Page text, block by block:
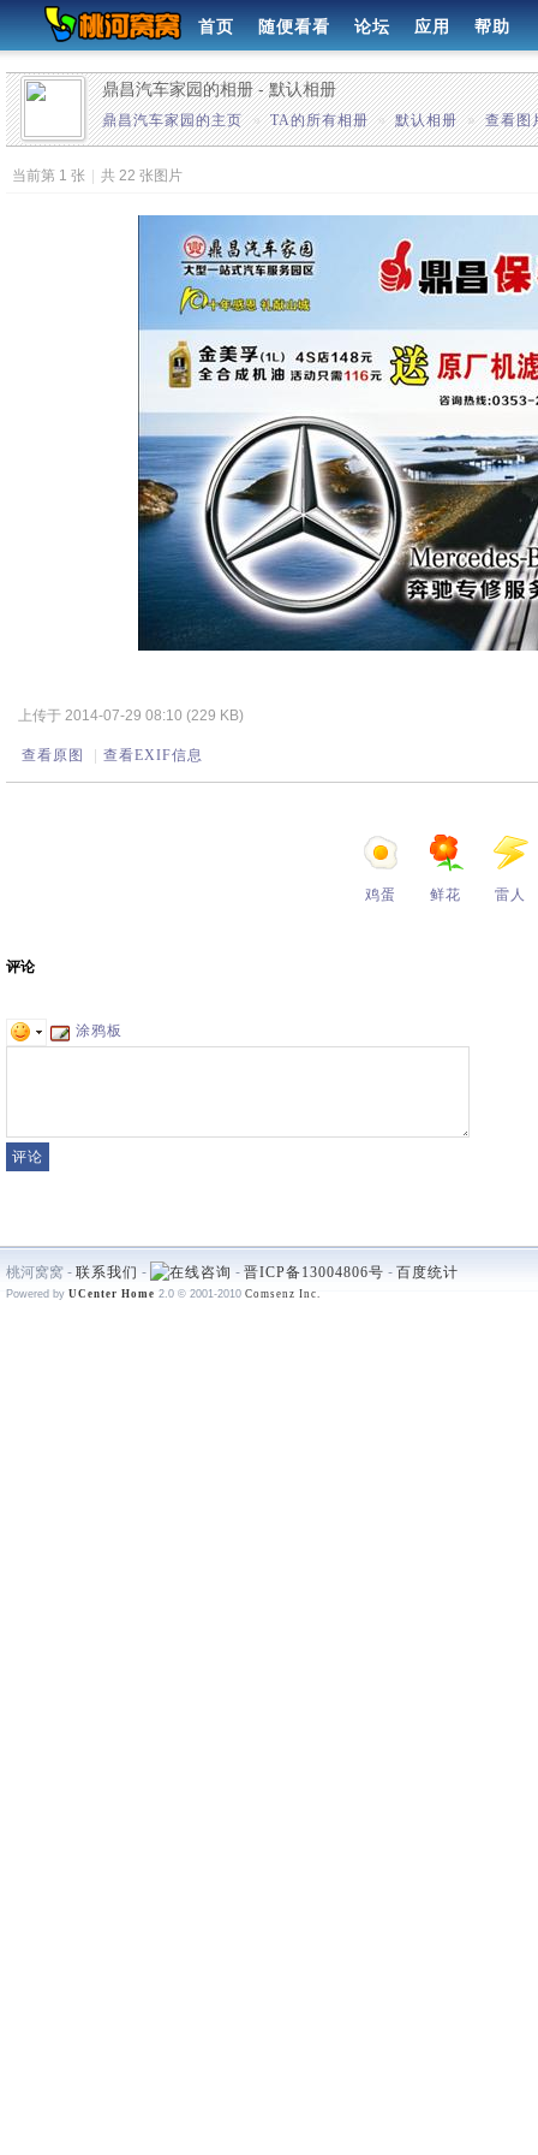
首页 随便看看 论坛 应用 帮助
鼎昌汽车家园的相册 - 默认相册
鼎昌汽车家园的主页 » TA的所有相册 » 默认相册 » 查看图
当前第 1 张 共 22 张图片
上传于 2014-07-29 08:10 (229 KB)
查看原图 查看EXIF信息
鸡蛋 鲜花 雷人
评论
涂鸦板
桃河窝窝 - 联系我们 - - 晋ICP备13004806号 - 百度统计
Powered by UCenter Home 2.0 © 2001-2010 Comsenz Inc.